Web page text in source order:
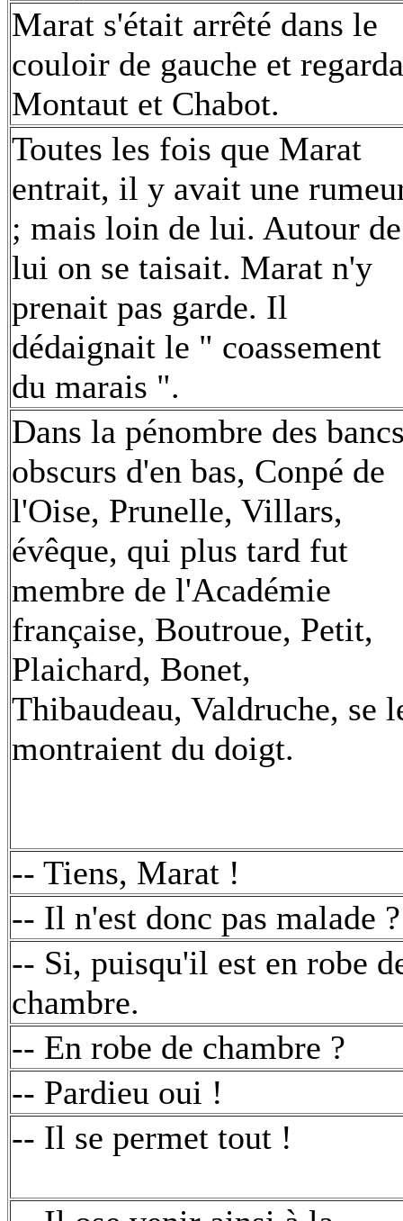
Marat s'était arrêté dans le
couloir de gauche et
Montaut et Chabot.
Toutes les fois que Marat
entrait, il y avait une
; mais loin de lui. Autour de
lui on se taisait. Marat n'y
prenait pas garde. Il
dédaignait le " coassement
du marais ".
Dans la pénombre des
obscurs d'en bas, Conpé de
l'Oise, Prunelle, Villars,
évêque, qui plus tard fut
membre de l'Académie
française, Boutroue, Petit,
Plaichard, Bonet,
Thibaudeau, Valdruche, se
montraient du doigt.
-- Tiens, Marat !
-- Il n'est donc pas malade ?
-- Si, puisqu'il est en robe
chambre.
-- En robe de chambre ?
-- Pardieu oui !
-- Il se permet tout !